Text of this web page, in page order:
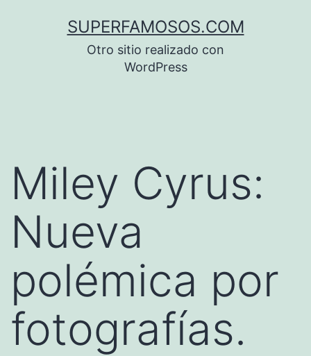
SUPERFAMOSOS.COM
Otro sitio realizado con
WordPress
Miley Cyrus:
Nueva
polémica por
fotografías.